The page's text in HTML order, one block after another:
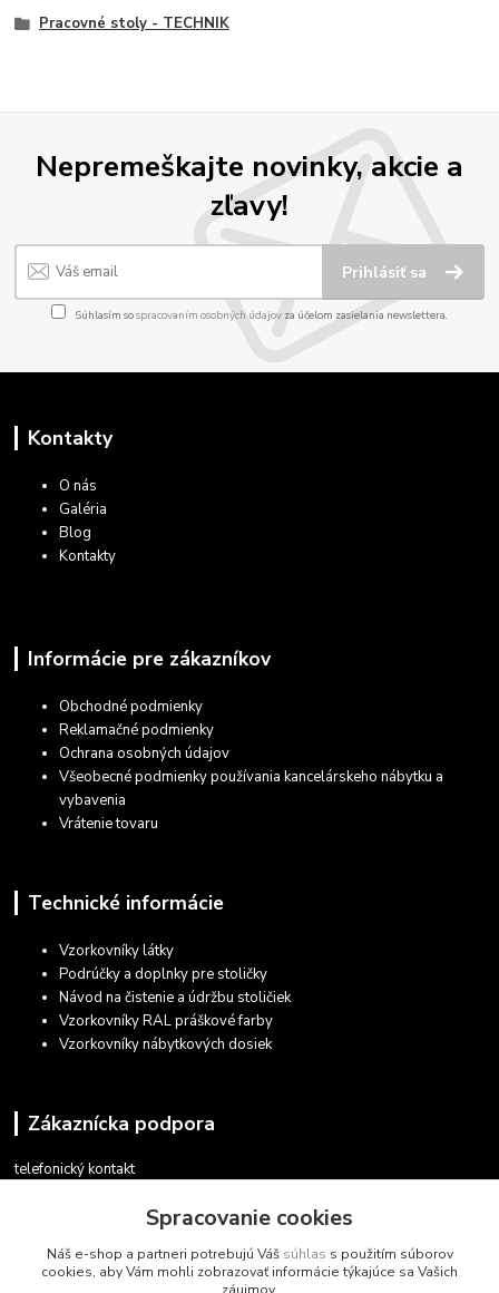
Pracovné stoly - TECHNIK
Nepremeškajte novinky, akcie a
zľavy!
Prihlásiť sa
Súhlasím sospracovaním osobných údajov za účelom zasielania newslettera.
Kontakty
O nás
Galéria
Blog
Kontakty
Informácie pre zákazníkov
Obchodné podmienky
Reklamačné podmienky
Ochrana osobných údajov
Všeobecné podmienky používania kancelárskeho nábytku a
vybavenia
Vrátenie tovaru
Technické informácie
Vzorkovníky látky
Podrúčky a doplnky pre stoličky
Návod na čistenie a údržbu stoličiek
Vzorkovníky RAL práškové farby
Vzorkovníky nábytkových dosiek
Zákaznícka podpora
telefonický kontakt
v pracovných dňoch 08.30 - 16.00
obchod@marketsk.sk
Spracovanie cookies
Náš e-shop a partneri potrebujú Váš súhlas s použitím súborov
cookies, aby Vám mohli zobrazovať informácie týkajúce sa Vašich